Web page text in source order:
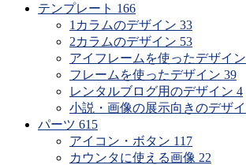
テンプレート 166
1カラムのデザイン 33
2カラムのデザイン 53
アイフレームを使ったデザイン
フレームを使ったデザイン 39
レンタルブログ用のデザイン 4
小説・画像の展示向きのデザ
パーツ 615
アイコン・ボタン 117
カウンタに使える画像 22